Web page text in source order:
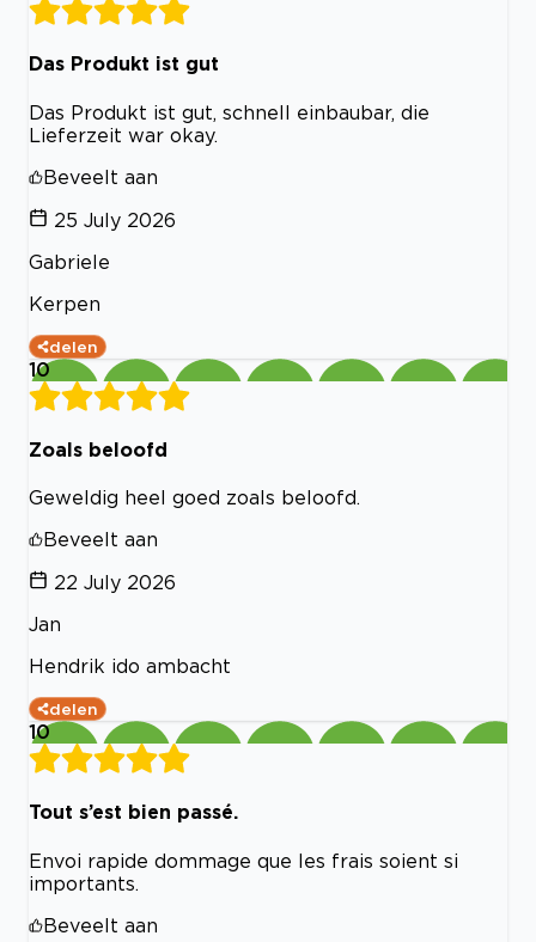
Das Produkt ist gut
Das Produkt ist gut, schnell einbaubar, die
Lieferzeit war okay.
Beveelt aan
25 July 2026
Gabriele
Kerpen
delen
10
Zoals beloofd
Geweldig heel goed zoals beloofd.
Beveelt aan
22 July 2026
Jan
Hendrik ido ambacht
delen
10
Tout s’est bien passé.
Envoi rapide dommage que les frais soient si
importants.
Beveelt aan